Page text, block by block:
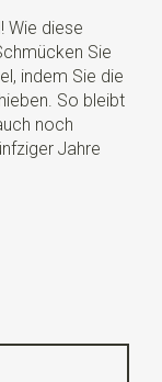
Wie diese
Sie
indem Sie die
So bleibt
noch
Jahre